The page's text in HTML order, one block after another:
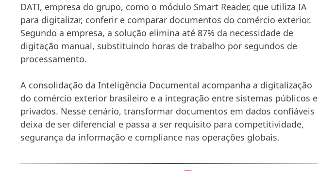
DATI, empresa do grupo, como o módulo Smart Reader, que utiliza IA
para digitalizar, conferir e comparar documentos do comércio exterior.
Segundo a empresa, a solução elimina até 87% da necessidade de
digitação manual, substituindo horas de trabalho por segundos de
processamento.
A consolidação da Inteligência Documental acompanha a digitalização
do comércio exterior brasileiro e a integração entre sistemas públicos e
privados. Nesse cenário, transformar documentos em dados confiáveis
deixa de ser diferencial e passa a ser requisito para competitividade,
segurança da informação e compliance nas operações globais.